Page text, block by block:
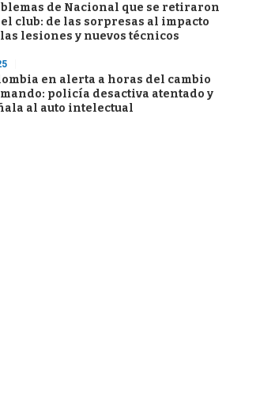
de Nacional que se retiraron
club: de las sorpresas al impacto
lesiones y nuevos técnicos
en alerta a horas del cambio
policía desactiva atentado y
al auto intelectual